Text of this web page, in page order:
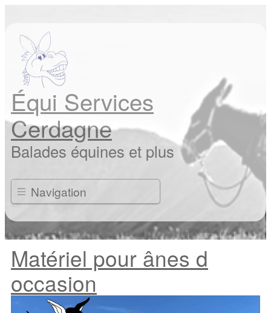
Équi Services
Cerdagne
Balades équines et plus
Navigation
Matériel pour ânes d
occasion